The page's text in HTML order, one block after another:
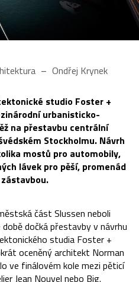
Ondřej Krynek
studio Foster +
urbanisticko-
na přestavbu centrální
Stockholmu. Návrh
mostů pro automobily,
lávek pro pěší, promenád
část Slussen neboli
dočká přestavby v návrhu
studia Foster +
oceněný architekt Norman
ve finálovém kole mezi pěticí
Jean Nouvel nebo Big.